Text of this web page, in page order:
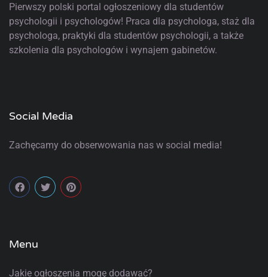
Pierwszy polski portal ogłoszeniowy dla studentów
psychologii i psychologów! Praca dla psychologa, staż dla
psychologa, praktyki dla studentów psychologii, a także
szkolenia dla psychologów i wynajem gabinetów.
Social Media
Zachęcamy do obserwowania nas w social media!
Menu
Jakie ogłoszenia mogę dodawać?